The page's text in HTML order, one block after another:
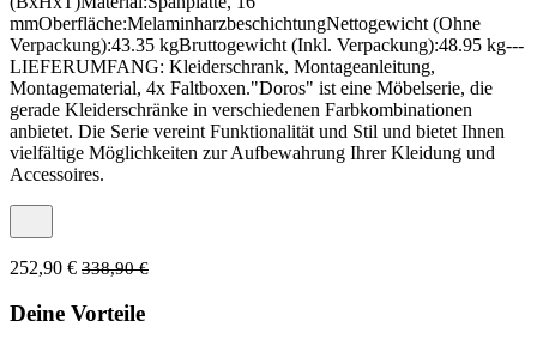
mmOberfläche:MelaminharzbeschichtungNettogewicht (Ohne
Verpackung):43.35 kgBruttogewicht (Inkl. Verpackung):48.95 kg---
LIEFERUMFANG: Kleiderschrank, Montageanleitung,
Montagematerial, 4x Faltboxen."Doros" ist eine Möbelserie, die
gerade Kleiderschränke in verschiedenen Farbkombinationen
anbietet. Die Serie vereint Funktionalität und Stil und bietet Ihnen
vielfältige Möglichkeiten zur Aufbewahrung Ihrer Kleidung und
Accessoires.
252,90 € 338,90 €
Deine Vorteile